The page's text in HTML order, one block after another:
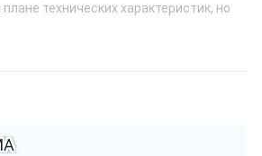
технических характеристик, но